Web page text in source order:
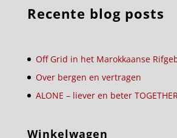
Recente blog posts
Off Grid in het Marokkaanse
Over bergen en vertragen
ALONE – liever en beter TOGETHER
Winkelwagen